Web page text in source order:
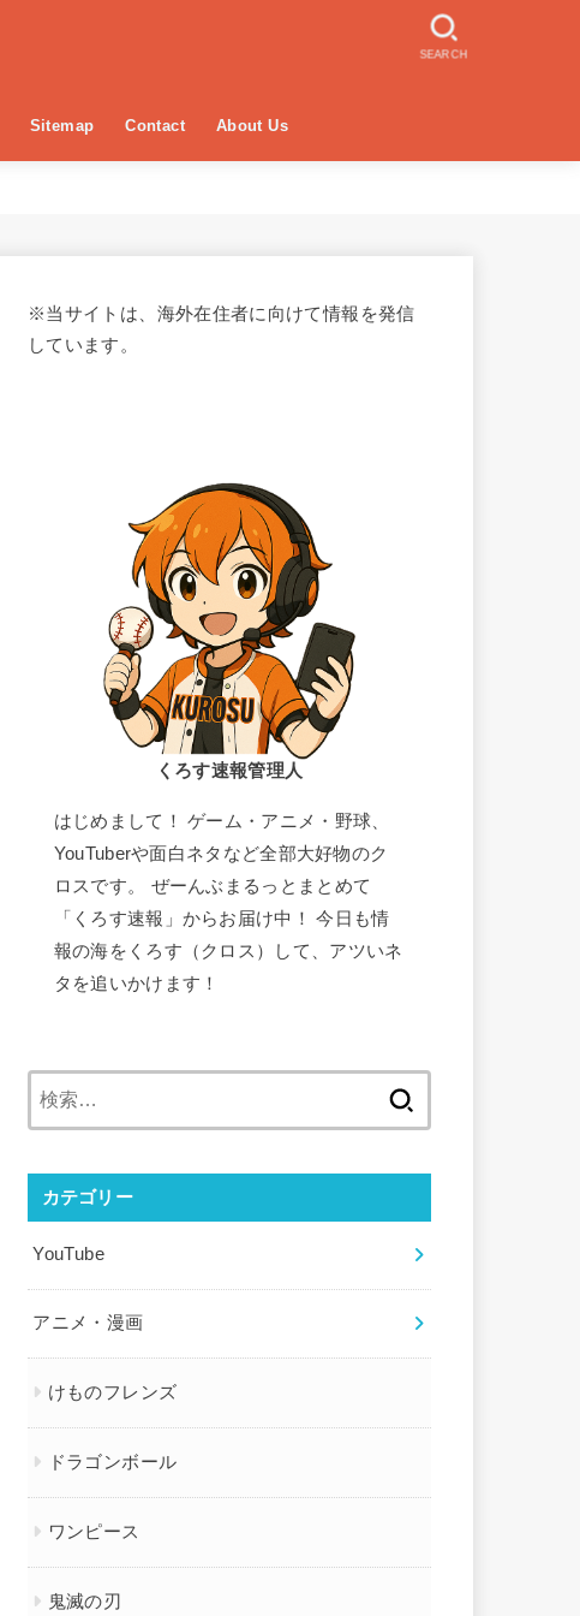
Sitemap Contact About Us
SEARCH
※当サイトは、海外在住者に向けて情報を発信
しています。
くろす速報管理人
はじめまして！ ゲーム・アニメ・野球、
YouTuberや面白ネタなど全部大好物のク
ロスです。 ぜーんぶまるっとまとめて
「くろす速報」からお届け中！ 今日も情
報の海をくろす（クロス）して、アツいネ
タを追いかけます！
カテゴリー
YouTube
アニメ・漫画
けものフレンズ
ドラゴンボール
ワンピース
鬼滅の刃